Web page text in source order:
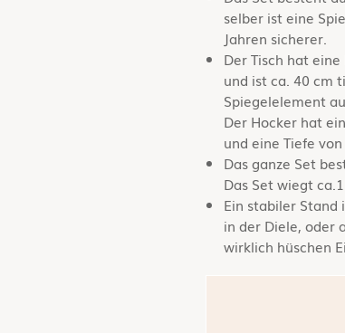
selber ist eine
Jahren sicherer.
Der Tisch hat
und ist ca. 40 cm
Spiegelelement
Der Hocker hat
und eine Tiefe
Das ganze Set
Das Set wiegt
Ein stabiler
in der Diele, oder
wirklich hüschen